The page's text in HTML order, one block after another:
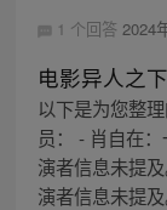
1 个回答 2024
电影异人之
以下是为您整
员： - 肖自在
演者信息未提
演者信息未提